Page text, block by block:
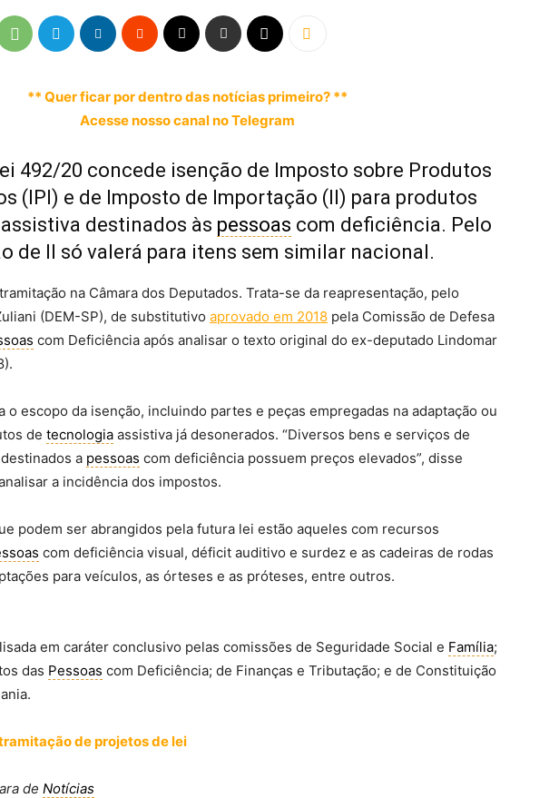
** Quer ficar por dentro das notícias primeiro? **
Acesse nosso canal no Telegram
492/20 concede isenção de Imposto sobre Produtos
(IPI) e de Imposto de Importação (II) para produtos
assistiva destinados às pessoas com deficiência. Pelo
de II só valerá para itens sem similar nacional.
na Câmara dos Deputados. Trata-se da reapresentação, pelo
(DEM-SP), de substitutivo aprovado em 2018 pela Comissão de Defesa
com Deficiência após analisar o texto original do ex-deputado Lindomar
o escopo da isenção, incluindo partes e peças empregadas na adaptação ou
de tecnologia assistiva já desonerados. “Diversos bens e serviços de
a pessoas com deficiência possuem preços elevados”, disse
a incidência dos impostos.
podem ser abrangidos pela futura lei estão aqueles com recursos
com deficiência visual, déficit auditivo e surdez e as cadeiras de rodas
para veículos, as órteses e as próteses, entre outros.
em caráter conclusivo pelas comissões de Seguridade Social e Família;
das Pessoas com Deficiência; de Finanças e Tributação; e de Constituição
de projetos de lei
de Notícias